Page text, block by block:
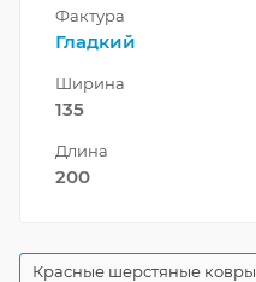
Фактура
Гладкий
Ширина
135
Длина
200
Красные шерстяные ковры